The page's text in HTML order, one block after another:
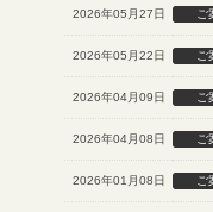
2026年05月27日 ご
2026年05月22日 ご
2026年04月09日 ご
2026年04月08日 ご
2026年01月08日 ご